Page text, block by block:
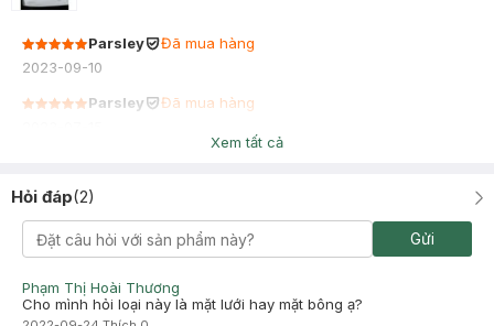
Parsley
Đã mua hàng
2023-09-10
Parsley
Đã mua hàng
Xem tất cả
Hỏi đáp(2)
Gửi
Phạm Thị Hoài Thương
Cho mình hỏi loại này là mặt lưới hay mặt bông ạ?